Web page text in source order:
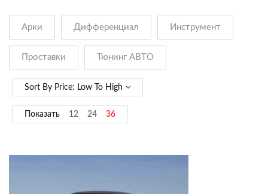
Арки Дифференциал Инструмент
Проставки Тюнинг АВТО
Sort By Price: Low To High
Показать 12 24 36